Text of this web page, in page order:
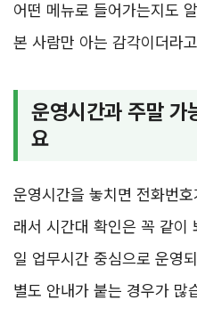
어떤 메뉴로 들어가는지도
본 사람만 아는 감각이더라
운영시간과 주말 가
요
운영시간을 놓치면 전화번
래서 시간대 확인은 꼭 같이
일 업무시간 중심으로 운영
별도 안내가 붙는 경우가 많